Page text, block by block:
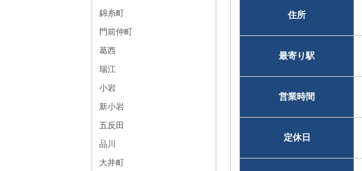
錦糸町
門前仲町
葛西
瑞江
小岩
新小岩
五反田
品川
大井町
住所
最寄り駅
営業時間
定休日